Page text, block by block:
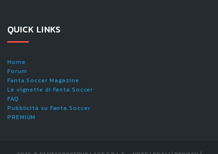
QUICK LINKS
Home
Forum
Fanta.Soccer Magazine
Le vignette di Fanta.Soccer
FAQ
Pubblicità su Fanta.Soccer
PREMIUM